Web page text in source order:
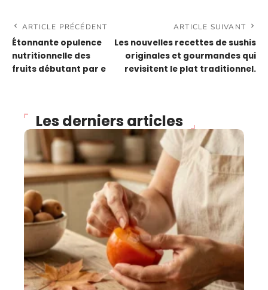
ARTICLE PRÉCÉDENT
Étonnante opulence
nutritionnelle des
fruits débutant par e
ARTICLE SUIVANT
Les nouvelles recettes de sushis
originales et gourmandes qui
revisitent le plat traditionnel.
Les derniers articles